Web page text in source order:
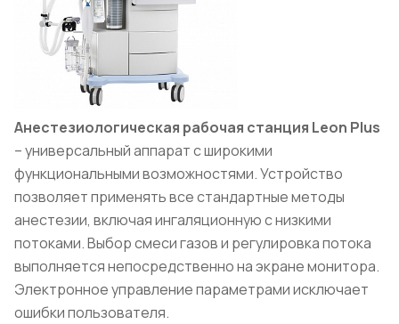
Анестезиологическая рабочая станция Leon Plus
– универсальный аппарат с широкими
функциональными возможностями. Устройство
позволяет применять все стандартные методы
анестезии, включая ингаляционную с низкими
потоками. Выбор смеси газов и регулировка потока
выполняется непосредственно на экране монитора.
Электронное управление параметрами исключает
ошибки пользователя.